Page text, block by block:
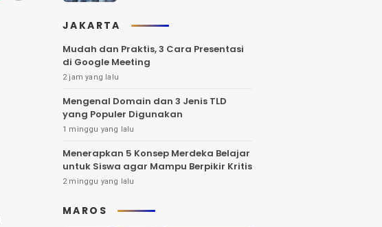
JAKARTA
Mudah dan Praktis, 3 Cara Presentasi
di Google Meeting
2 jam yang lalu
Mengenal Domain dan 3 Jenis TLD
yang Populer Digunakan
1 minggu yang lalu
Menerapkan 5 Konsep Merdeka Belajar
untuk Siswa agar Mampu Berpikir Kritis
2 minggu yang lalu
MAROS